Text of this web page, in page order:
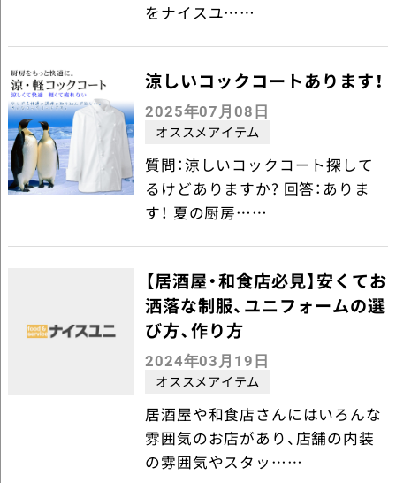
をナイスユ……
涼しいコックコートあります！
2025年07月08日
オススメアイテム
質問：涼しいコックコート探して
るけどありますか? 回答：ありま
す！ 夏の厨房……
【居酒屋・和食店必見】安くてお
洒落な制服、ユニフォームの選
び方、作り方
2024年03月19日
オススメアイテム
居酒屋や和食店さんにはいろんな
雰囲気のお店があり、店舗の内装
の雰囲気やスタッ……